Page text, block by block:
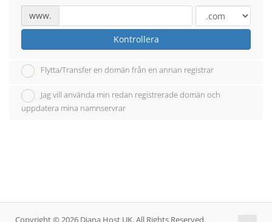
www.
Kontrollera
Flytta/Transfer en domän från en annan registrar
Jag vill använda min redan registrerade domän och
uppdatera mina namnservrar
Copyright © 2026 Diana Host UK. All Rights Reserved.